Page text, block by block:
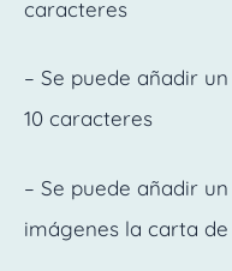
caracteres
– Se puede añadir
10 caracteres
– Se puede añadir
imágenes la carta